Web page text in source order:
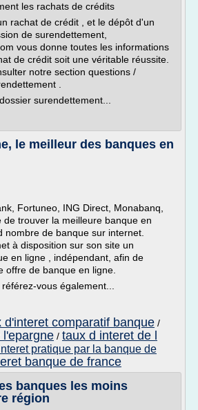
les rachats de crédits
rachat de crédit , et le dépôt d'un
de surendettement,
vous donne toutes les informations
de crédit soit une véritable réussite.
notre section questions /
.
surendettement...
le meilleur des banques en
Fortuneo, ING Direct, Monabanq,
de trouver la meilleure banque en
nombre de banque sur internet.
à disposition sur son site un
en ligne , indépendant, afin de
offre de banque en ligne.
vous également...
d'interet comparatif banque /
l'epargne / taux d interet de l
pratique par la banque de
banque de france
banques les moins
région